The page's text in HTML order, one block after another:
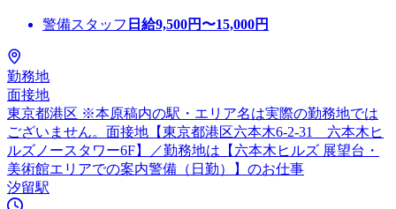
警備スタッフ 日給9,500円〜15,000円
勤務地
面接地
東京都港区 ※本原稿内の駅・エリア名は実際の勤務地では
ございません。面接地【東京都港区六本木6-2-31 六本木ヒ
ルズノースタワー6F】／勤務地は【六本木ヒルズ 展望台・
美術館エリアでの案内警備（日勤）】のお仕事
汐留駅